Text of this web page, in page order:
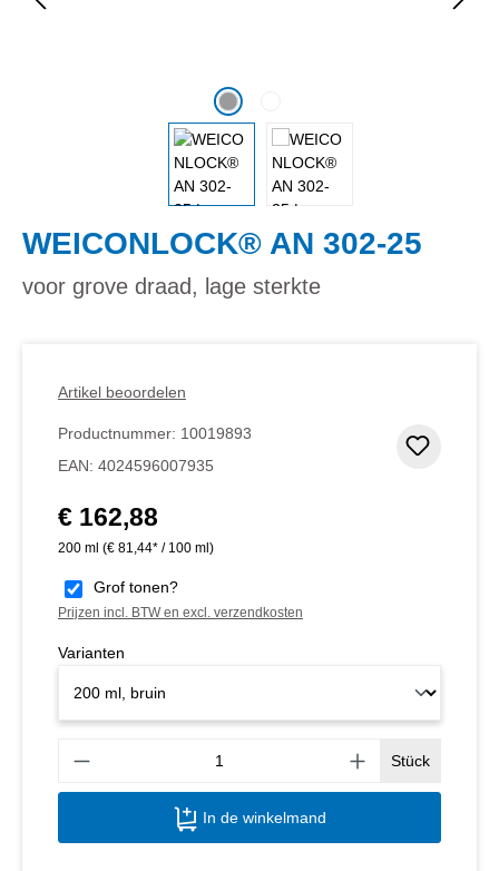
WEICONLOCK® AN 302-25
voor grove draad, lage sterkte
Artikel beoordelen
Productnummer: 10019893
EAN: 4024596007935
Normale prijs:
€ 162,88
200 ml (€ 81,44* / 100 ml)
Grof tonen?
Prijzen incl. BTW en excl. verzendkosten
Varianten
Stück
In de winkelmand